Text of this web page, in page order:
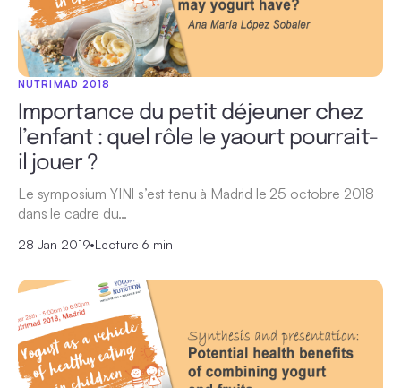
NUTRIMAD 2018
Importance du petit déjeuner chez
l’enfant : quel rôle le yaourt pourrait-
il jouer ?
Le symposium YINI s’est tenu à Madrid le 25 octobre 2018
dans le cadre du…
28 Jan 2019•Lecture 6 min